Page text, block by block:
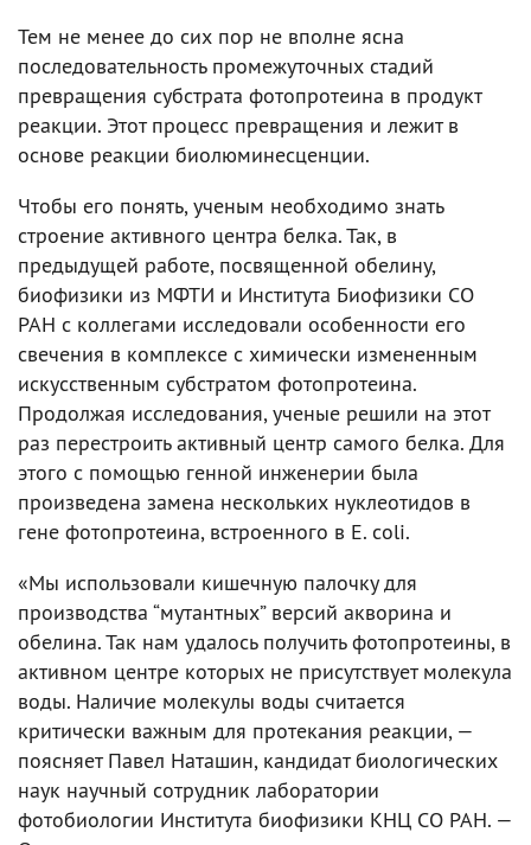
Тем не менее до сих пор не вполне ясна
последовательность промежуточных стадий
превращения субстрата фотопротеина в продукт
реакции. Этот процесс превращения и лежит в
основе реакции биолюминесценции.
Чтобы его понять, ученым необходимо знать
строение активного центра белка. Так, в
предыдущей работе, посвященной обелину,
биофизики из МФТИ и Института Биофизики СО
РАН с коллегами исследовали особенности его
свечения в комплексе с химически измененным
искусственным субстратом фотопротеина.
Продолжая исследования, ученые решили на этот
раз перестроить активный центр самого белка. Для
этого с помощью генной инженерии была
произведена замена нескольких нуклеотидов в
гене фотопротеина, встроенного в E. coli.
«Мы использовали кишечную палочку для
производства “мутантных” версий акворина и
обелина. Так нам удалось получить фотопротеины, в
активном центре которых не присутствует молекула
воды. Наличие молекулы воды считается
критически важным для протекания реакции, —
поясняет Павел Наташин, кандидат биологических
наук научный сотрудник лаборатории
фотобиологии Института биофизики КНЦ СО РАН. —